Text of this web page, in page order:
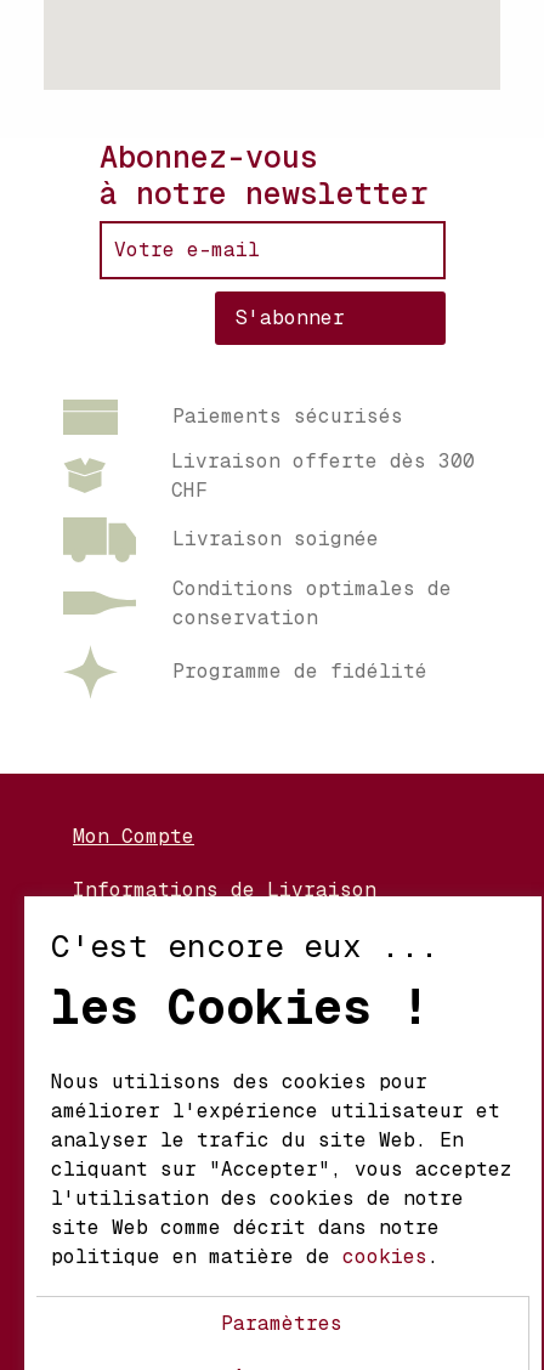
Abonnez-vous
à notre newsletter
Paiements sécurisés
Livraison offerte dès 300
CHF
Livraison soignée
Conditions optimales de
conservation
Programme de fidélité
Mon Compte
Informations de Livraison
Conditions d’Utilisation
Mathieu S.A. Vins fins
d'origine
Chemin du Coteau 29 A
1123 Aclens Suisse
@MATHIEUVINS
C'est encore eux ...
les Cookies !
Nous utilisons des cookies pour
améliorer l'expérience utilisateur et
analyser le trafic du site Web. En
cliquant sur "Accepter", vous acceptez
l'utilisation des cookies de notre
site Web comme décrit dans notre
politique en matière de cookies .
Paramètres